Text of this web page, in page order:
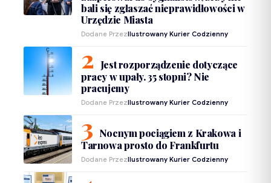
bali się zgłaszać nieprawidłowości w
Urzędzie Miasta
Dodane PrzezIlustrowany Kurier Codzienny
Jest rozporządzenie dotyczące
pracy w upały. 35 stopni? Nie
pracujemy
Dodane PrzezIlustrowany Kurier Codzienny
Nocnym pociągiem z Krakowa i
Tarnowa prosto do Frankfurtu
Dodane PrzezIlustrowany Kurier Codzienny